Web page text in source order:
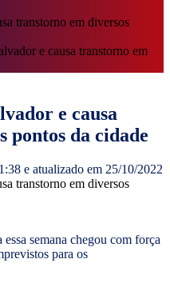
e causa transtorno em
e causa
pontos da cidade
e atualizado em 25/10/2022
semana chegou com força
para os